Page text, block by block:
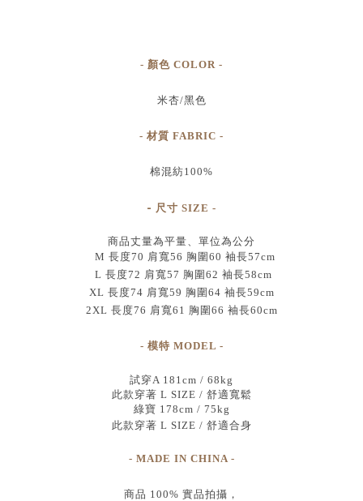
- 顏色 COLOR -
米杏/黑色
- 材質 FABRIC -
棉混紡100%
- 尺寸 SIZE -
商品丈量為平量、單位為公分
M 長度70 肩寬56 胸圍60 袖長57cm
L 長度72 肩寬57 胸圍62 袖長58cm
XL 長度74 肩寬59 胸圍64 袖長59cm
2XL 長度76 肩寬61 胸圍66 袖長60cm
- 模特 MODEL -
試穿A 181cm / 68kg
此款穿著 L SIZE / 舒適寬鬆
綠寶 178cm / 75kg
此款穿著 L SIZE / 舒適合身
- MADE IN CHINA -
商品 100% 實品拍攝 ，